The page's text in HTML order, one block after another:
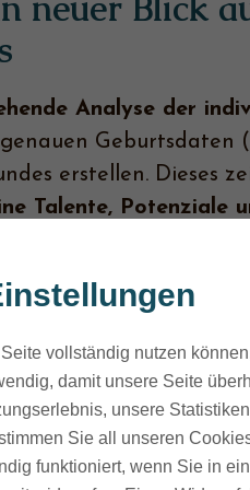
Analyse der
Geburtsdaten
erstellen. Dieses
Talente, Potenziale
von ihrem Umfeld
Natürlich kann man
% aller Tiere sind
Alltag ist das eine
kann es zum
ist, wird ein
vollständig nutzen
damit unsere Seite
unsere
Sie all unseren
funktioniert, wenn Sie in